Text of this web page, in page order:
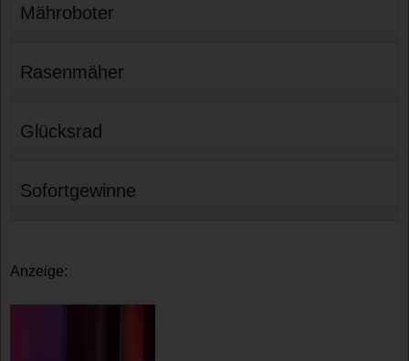
Mähroboter
Rasenmäher
Glücksrad
Sofortgewinne
Anzeige: